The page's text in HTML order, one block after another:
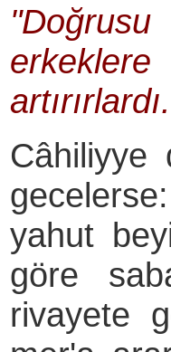
Câhiliyye
yahut
göre
rivayete